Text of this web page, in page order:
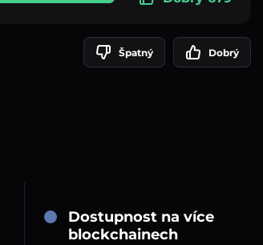
Špatný Dobrý
Dostupnost na více
blockchainech